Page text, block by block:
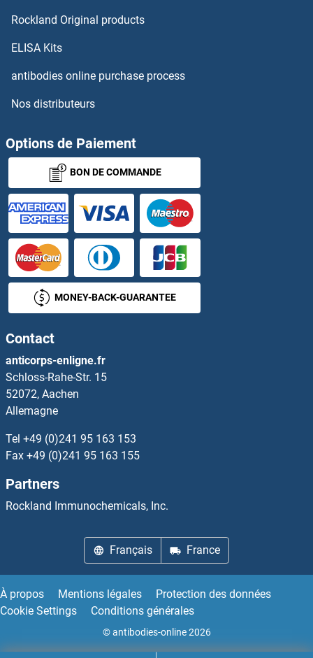
IL-8 Anticorps
IL-9 Anticorps
IL10RB Anticorps
IL11RA Anticorps
IL12 Anticorps
IL12A Anticorps
IL12B Anticorps
IL12RB1 Anticorps
IL12RB2 Anticorps
IL13 Receptor alpha 1 Anticorps
IL13RA2 Anticorps
IL15RA Anticorps
IL16 Anticorps
IL17D Anticorps
IL17F Anticorps
Rockland Original products
ELISA Kits
antibodies online purchase process
Nos distributeurs
Options de Paiement
BON DE COMMANDE
MONEY-BACK-GUARANTEE
Contact
anticorps-enligne.fr
Schloss-Rahe-Str. 15
52072, Aachen
Allemagne
Tel +49 (0)241 95 163 153
Fax +49 (0)241 95 163 155
Partners
Rockland Immunochemicals, Inc.
Français France
À propos Mentions légales
Protection des données
Cookie Settings
Conditions générales
© antibodies-online 2026